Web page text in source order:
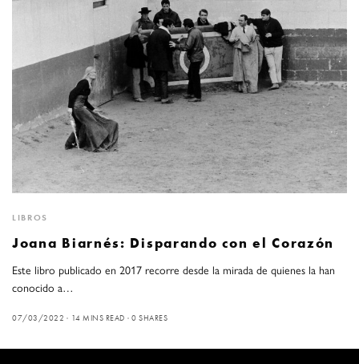
LIBROS
Joana Biarnés: Disparando con el Corazón
Este libro publicado en 2017 recorre desde la mirada de quienes la han
conocido a…
07/03/2022 14 MINS READ 0 SHARES